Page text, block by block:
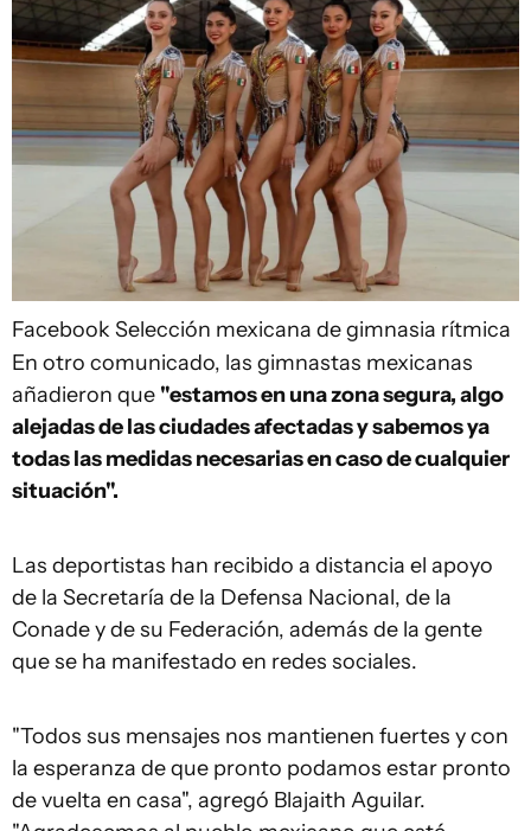
Facebook Selección mexicana de gimnasia rítmica
En otro comunicado, las gimnastas mexicanas
añadieron que "estamos en una zona segura, algo
alejadas de las ciudades afectadas y sabemos ya
todas las medidas necesarias en caso de cualquier
situación".
Las deportistas han recibido a distancia el apoyo
de la Secretaría de la Defensa Nacional, de la
Conade y de su Federación, además de la gente
que se ha manifestado en redes sociales.
"Todos sus mensajes nos mantienen fuertes y con
la esperanza de que pronto podamos estar pronto
de vuelta en casa", agregó Blajaith Aguilar.